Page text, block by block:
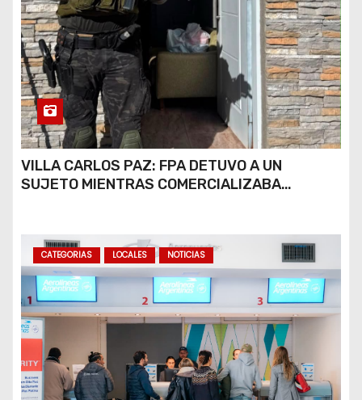
VILLA CARLOS PAZ: FPA DETUVO A UN
SUJETO MIENTRAS COMERCIALIZABA
CATEGORIAS LOCALES NOTICIAS